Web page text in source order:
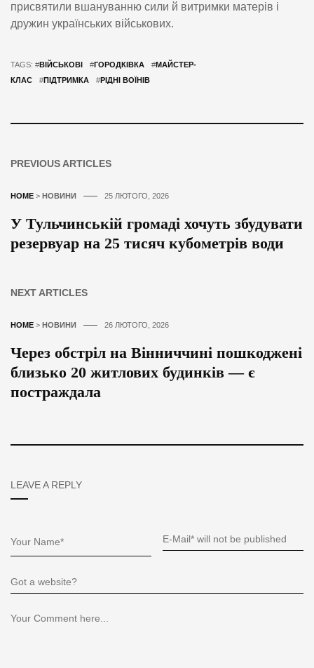
присвятили вшануванню сили й витримки матерів і
дружин українських військових.
TAGS: #ВІЙСЬКОВІ #ГОРОДКІВКА #МАЙСТЕР-
КЛАС
#ПІДТРИМКА #РІДНІ ВОЇНІВ
PREVIOUS ARTICLES
HOME > НОВИНИ 25 ЛЮТОГО, 2026
У Тульчинській громаді хочуть збудувати
резервуар на 25 тисяч кубометрів води
NEXT ARTICLES
HOME > НОВИНИ 26 ЛЮТОГО, 2026
Через обстріл на Вінниччині пошкоджені
близько 20 житлових будинків — є
постраждала
LEAVE A REPLY